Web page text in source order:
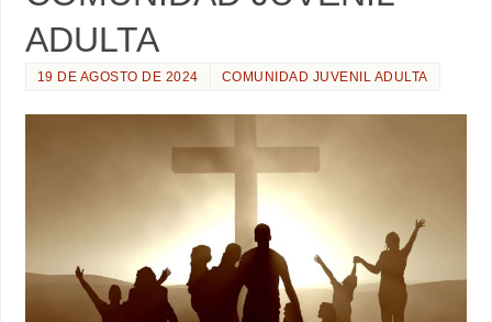
ADULTA
19 DE AGOSTO DE 2024 COMUNIDAD JUVENIL ADULTA